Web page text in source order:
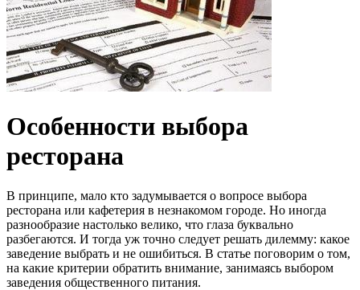
Особенности выбора
ресторана
В принципе, мало кто задумывается о вопросе выбора
ресторана или кафетерия в незнакомом городе. Но иногда
разнообразие настолько велико, что глаза буквально
разбегаются. И тогда уж точно следует решать дилемму: какое
заведение выбрать и не ошибиться. В статье поговорим о том,
на какие критерии обратить внимание, занимаясь выбором
заведения общественного питания.